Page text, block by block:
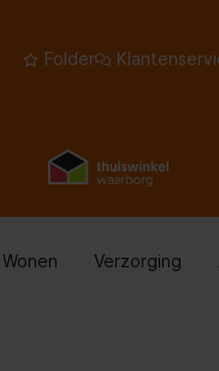
Folder
Verzorging